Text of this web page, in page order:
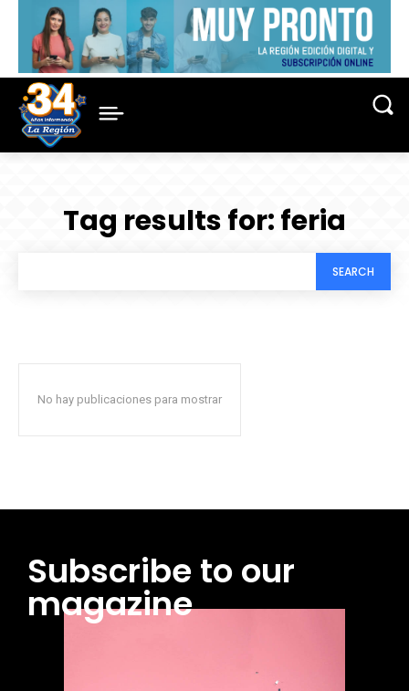
Tag results for:feria
SEARCH
No hay publicaciones para mostrar
Subscribe to our
magazine